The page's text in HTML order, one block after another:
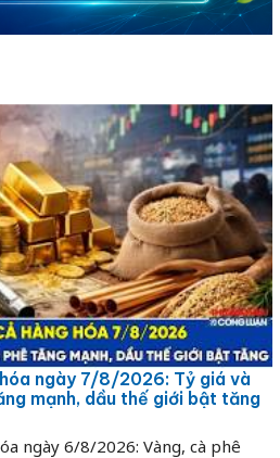
ngày 7/8/2026: Tỷ giá và
mạnh, dầu thế giới bật tăng
ngày 6/8/2026: Vàng, cà phê